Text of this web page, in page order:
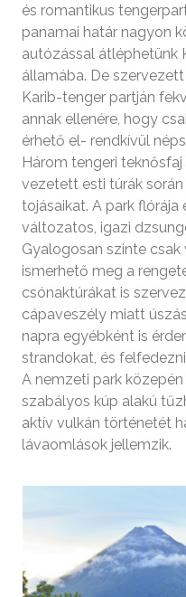
és romantikus
panamai határ nagyon
autózással átléphetünk
államába. De
Karib-tenger partján
annak ellenére, hogy
érhető el- rendkívül
Három tengeri
vezetett esti túrák
tojásaikat. A park flórája
változatos, igazi
Gyalogosan szinte
ismerhető meg a
csónaktúrákat is
cápaveszély miatt
napra egyébként is
strandokat, és
A nemzeti park
szabályos kúp alakú
aktív vulkán történetét
lávaomlások jellemzik.